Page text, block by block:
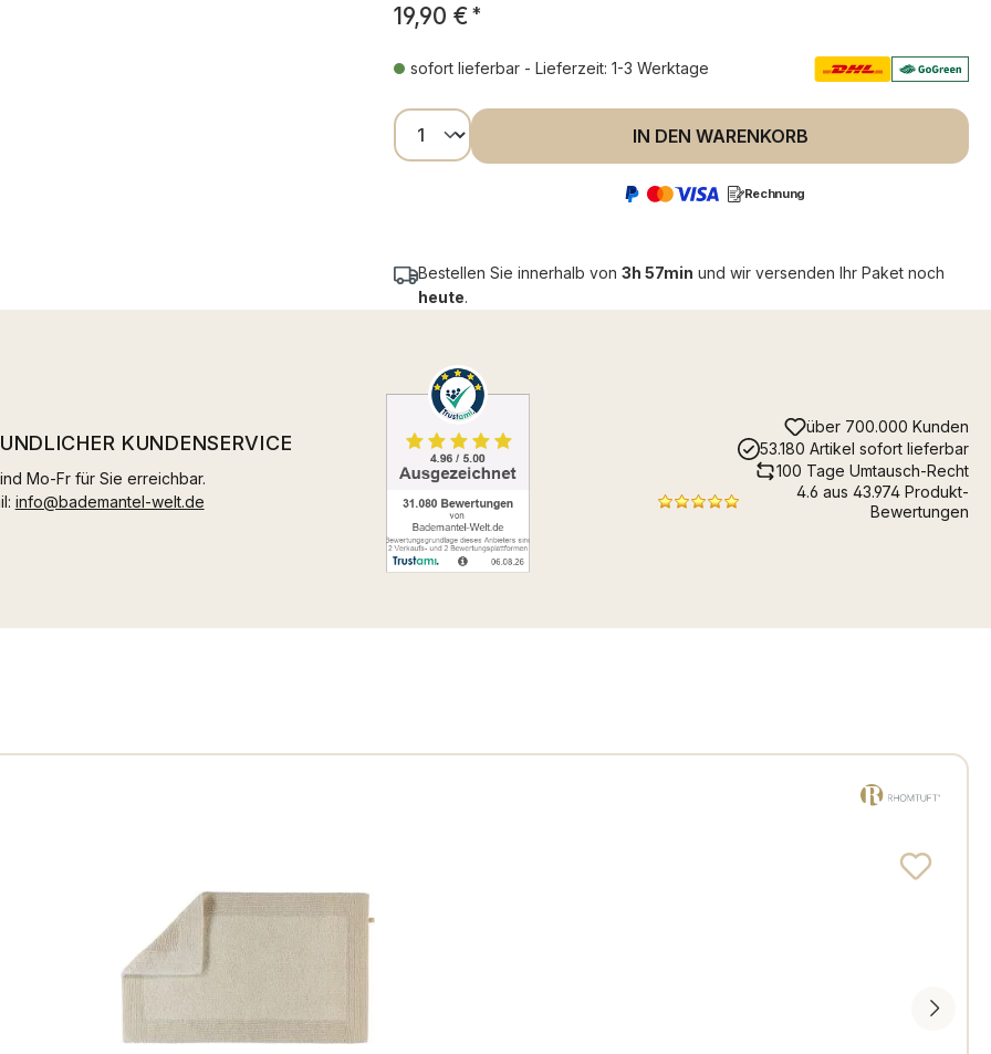
19,90 € *
sofort lieferbar - Lieferzeit: 1-3 Werktage
Produkt Anzahl: Gib den gewünschten Wert
IN DEN WARENKORB
Rechnung
Bestellen Sie innerhalb von 3h 57min und wir versenden Ihr Paket noch
heute.
KUNDENSERVICE
Mo-Fr für Sie erreichbar.
info@bademantel-welt.de
über 700.000 Kunden
53.180 Artikel sofort lieferbar
100 Tage Umtausch-Recht
4.6 aus 43.974 Produkt-
Bewertungen